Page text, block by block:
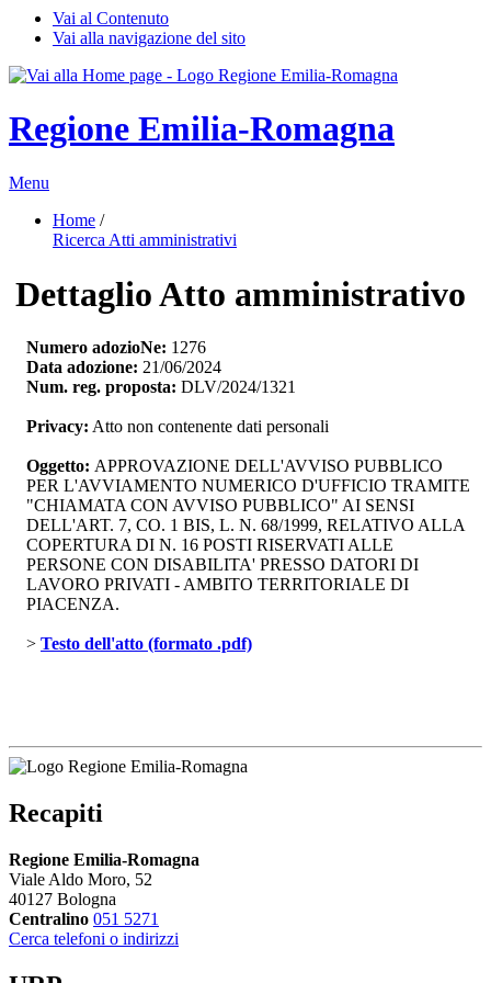
Vai al Contenuto
Vai alla navigazione del sito
Regione Emilia-Romagna
Menu
Home /
Ricerca Atti amministrativi
Dettaglio Atto amministrativo
Numero adozioNe: 1276
Data adozione: 21/06/2024
Num. reg. proposta: DLV/2024/1321
Privacy: Atto non contenente dati personali
Oggetto: APPROVAZIONE DELL'AVVISO PUBBLICO
PER L'AVVIAMENTO NUMERICO D'UFFICIO TRAMITE
"CHIAMATA CON AVVISO PUBBLICO" AI SENSI
DELL'ART. 7, CO. 1 BIS, L. N. 68/1999, RELATIVO ALLA
COPERTURA DI N. 16 POSTI RISERVATI ALLE
PERSONE CON DISABILITA' PRESSO DATORI DI
LAVORO PRIVATI - AMBITO TERRITORIALE DI
PIACENZA.
> Testo dell'atto (formato .pdf)
Recapiti
Regione Emilia-Romagna
Viale Aldo Moro, 52
40127 Bologna
Centralino 051 5271
Cerca telefoni o indirizzi